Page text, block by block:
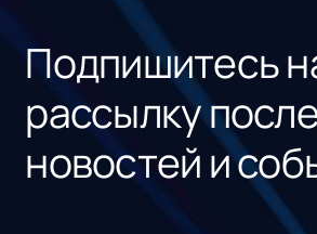
Подпишитесь
рассылку
новостей и